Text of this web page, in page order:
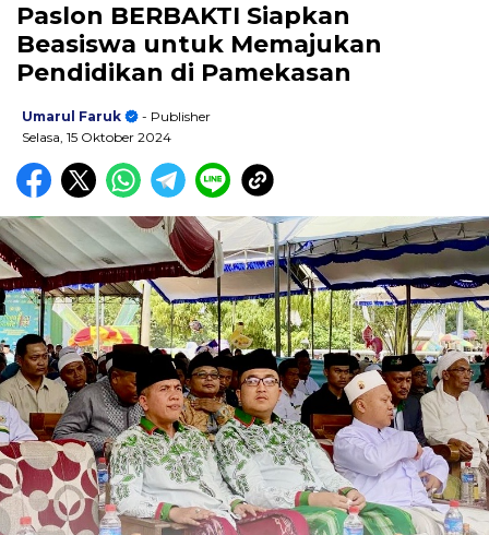
Paslon BERBAKTI Siapkan
Beasiswa untuk Memajukan
Pendidikan di Pamekasan
Umarul Faruk
- Publisher
Selasa, 15 Oktober 2024